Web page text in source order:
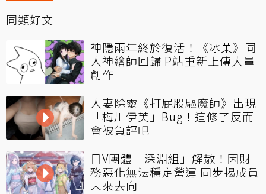
同類好文
神隱兩年終於復活！《冰菓》同
人神繪師回歸 P站重新上傳大量
創作
人妻除靈《打屁股驅魔師》出現
「梅川伊芙」Bug！這修了反而
會被負評吧
日V團體「深淵組」解散！因財
務惡化無法穩定營運 同步揭成員
未來去向